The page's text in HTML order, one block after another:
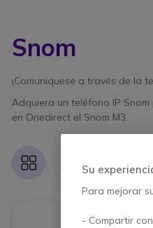
Snom
¡Comuníquese a través de la
Adquiera un teléfono IP Snom
en Onedirect el Snom M3.
Parrilla Lista Artículos
Su
Para mejorar
- Compartir